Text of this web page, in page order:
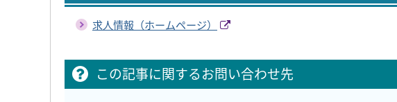
求人情報（ホームページ）
この記事に関するお問い合わせ先